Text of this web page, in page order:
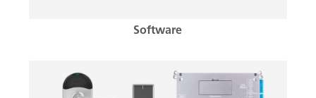
Software